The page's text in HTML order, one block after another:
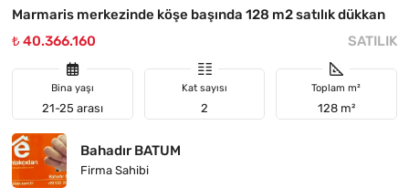
Marmaris merkezinde köşe başında 128 m2 satılık dükkan
₺ 40.366.160
SATILIK
Bina yaşı
21-25 arası
Kat sayısı
2
Toplam m²
128 m²
Bahadır BATUM
Firma Sahibi